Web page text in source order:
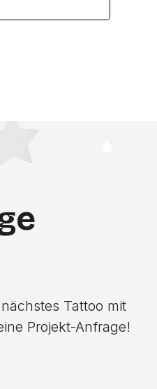
Tattoo mit
Projekt-Anfrage!